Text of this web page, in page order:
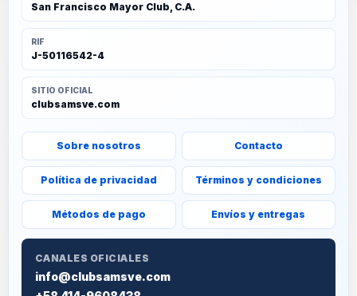
San Francisco Mayor Club, C.A.
RIF
J-50116542-4
SITIO OFICIAL
clubsamsve.com
Sobre nosotros Contacto
Política de privacidad Términos y condiciones
Métodos de pago Envíos y entregas
CANALES OFICIALES
info@clubsamsve.com